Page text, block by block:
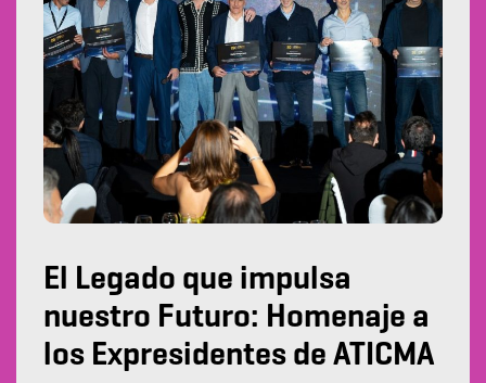
El Legado que impulsa
nuestro Futuro: Homenaje a
los Expresidentes de ATICMA